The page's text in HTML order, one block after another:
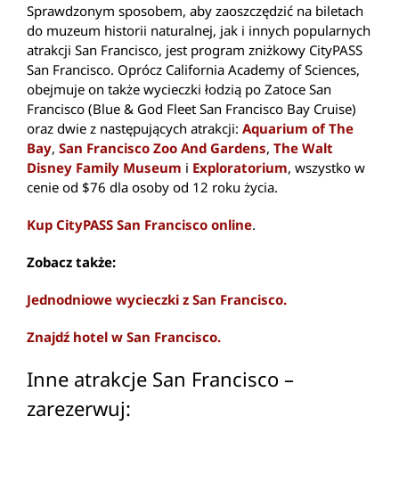
Sprawdzonym sposobem, aby zaoszczędzić na biletach
do muzeum historii naturalnej, jak i innych popularnych
atrakcji San Francisco, jest program zniżkowy CityPASS
San Francisco. Oprócz California Academy of Sciences,
obejmuje on także wycieczki łodzią po Zatoce San
Francisco (Blue & God Fleet San Francisco Bay Cruise)
oraz dwie z następujących atrakcji: Aquarium of The
Bay, San Francisco Zoo And Gardens, The Walt
Disney Family Museum i Exploratorium, wszystko w
cenie od $76 dla osoby od 12 roku życia.
Kup CityPASS San Francisco online.
Zobacz także:
Jednodniowe wycieczki z San Francisco.
Znajdź hotel w San Francisco.
Inne atrakcje San Francisco –
zarezerwuj: